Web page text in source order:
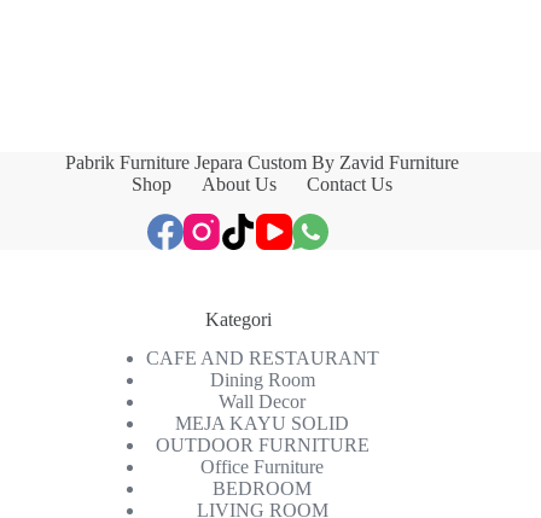
Pabrik Furniture Jepara Custom By Zavid Furniture
Shop
About Us Contact Us
Kategori
CAFE AND RESTAURANT
Dining Room
Wall Decor
MEJA KAYU SOLID
OUTDOOR FURNITURE
Office Furniture
BEDROOM
LIVING ROOM